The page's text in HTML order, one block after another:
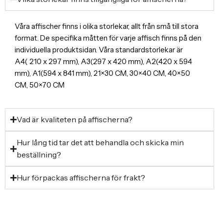
Våra affischer finns i olika storlekar, allt från små till stora
format. De specifika måtten för varje affisch finns på den
individuella produktsidan. Våra standardstorlekar är
A4( 210 x 297 mm), A3(297 x 420 mm), A2(420 x 594
mm), A1(594 x 841 mm), 21×30 CM, 30×40 CM, 40×50
CM, 50×70 CM
Vad är kvaliteten på affischerna?
Hur lång tid tar det att behandla och skicka min
beställning?
Hur förpackas affischerna för frakt?